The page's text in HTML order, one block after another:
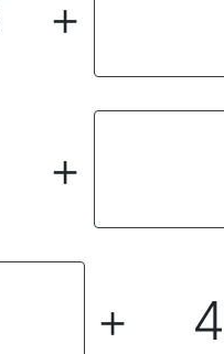
＋
＋
＋ 4